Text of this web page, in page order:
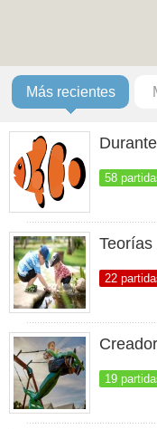
Más recientes
58
22
19